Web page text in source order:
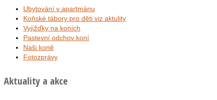
Ubytování v apartmánu
Koňské tábory pro děti viz aktulity
Vyjížďky na koních
Pastevní odchov koní
Naši koně
Fotozprávy
Aktuality a akce